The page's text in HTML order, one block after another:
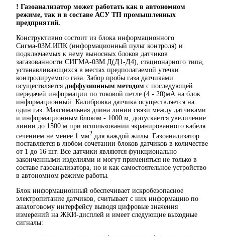
! Газоанализатор может работать как в автономном
режиме, так и в составе АСУ ТП промышленных
предприятий.
Конструктивно состоит из блока информационного
Сигма-03М.ИПК (информационный пульт контроля) и
подключаемых к нему выносных блоков датчиков
загазованности СИГМА-03М.Д(Д1-Д4), стационарного типа,
устанавливающихся в местах предполагаемой утечки
контролируемого газа. Забор пробы газа датчиками
осуществляется диффузионным методом с последующей
передачей информации по токовой петле (4 - 20)мА на блок
информационный. Калибровка датчика осуществляется на
один газ. Максимальная длина линии связи между датчиками
и информационным блоком - 1000 м, допускается увеличение
линии до 1500 м при использовании экранированного кабеля
сечением не менее 1 мм2 для каждой жилы. Газоанализатор
поставляется в любом сочетании блоков датчиков в количестве
от 1 до 16 шт. Все датчики являются функционально
законченными изделиями и могут применяться не только в
составе газоанализатора, но и как самостоятельное устройство
в автономном режиме работы.
Блок информационный обеспечивает искробезопасное
электропитание датчиков, считывает с них информацию по
аналоговому интерфейсу выводя цифровые значения
измерений на ЖКИ-дисплей и имеет следующие выходные
сигналы: